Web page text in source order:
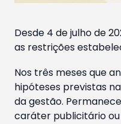
Desde 4 de julho de
as restrições
Nos três meses que
hipóteses previstas
da gestão.
caráter publicitário